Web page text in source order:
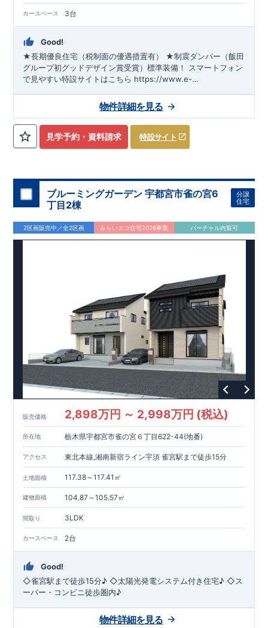
カースペース 3台
Good!
★長期優良住宅（税制面の優遇措置有） ★制震ダンパー（飯田
グループ初グッドデザイン賞受賞）標準装備！ スマートフォン
で見やすい特設サイトはこちら https://www.e-
見学予約・資料請求 特設サイト
物件詳細を見る
ブルーミングガーデン 宇都宮市雀の宮6
丁目2棟
分譲
住宅
2区画販売中／全2区画 みらいエコ住宅2026事業 バーチャル内覧可
販売価格 2,898万円 ～ 2,998万円 (税込)
所在地 栃木県宇都宮市雀の宮６丁目622-44(地番)
アクセス 東北本線,湘南新宿ライン宇須 雀宮駅まで徒歩15分
土地面積 117.38～117.41㎡
建物面積 104.87～105.57㎡
間取り 3LDK
カースペース 2台
Good!
◇雀宮駅まで徒歩15分♪ ◇太陽光発電システム付き住宅♪ ◇ス
ーパー・コンビニ徒歩圏内♪
物件詳細を見る